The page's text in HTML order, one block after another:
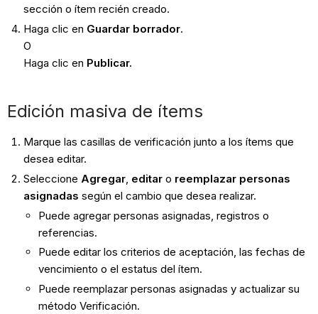
sección o ítem recién creado.
Haga clic en Guardar borrador.
O
Haga clic en Publicar.
Edición masiva de ítems
Marque las casillas de verificación junto a los ítems que
desea editar.
Seleccione Agregar, editaro reemplazar personas
asignadas según el cambio que desea realizar.
Puede agregar personas asignadas, registros o
referencias.
Puede editar los criterios de aceptación, las fechas de
vencimiento o el estatus del ítem.
Puede reemplazar personas asignadas y actualizar su
método Verificación.